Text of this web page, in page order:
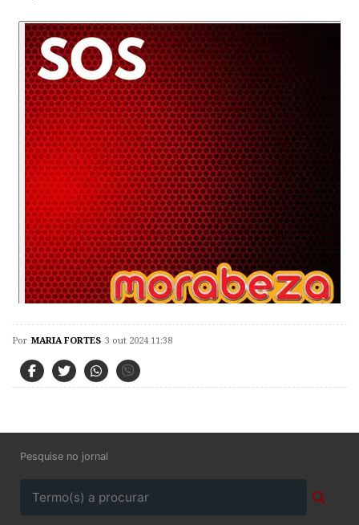
Por MARIA FORTES 3 out 2024 11:38
Pesquise no jornal